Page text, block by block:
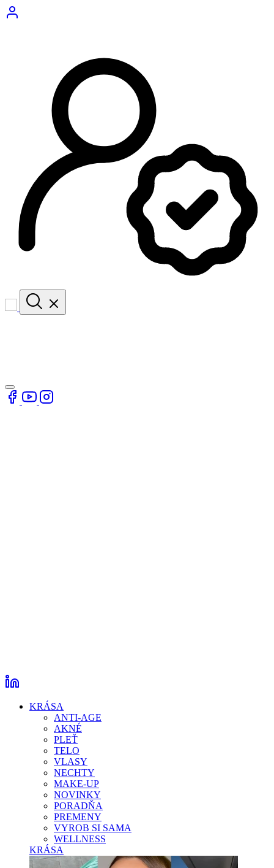
KRÁSA
ANTI-AGE
AKNÉ
PLEŤ
TELO
VLASY
NECHTY
MAKE-UP
NOVINKY
PORADŇA
PREMENY
VYROB SI SAMA
WELLNESS
KRÁSA